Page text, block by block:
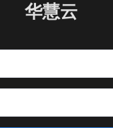
华慧云